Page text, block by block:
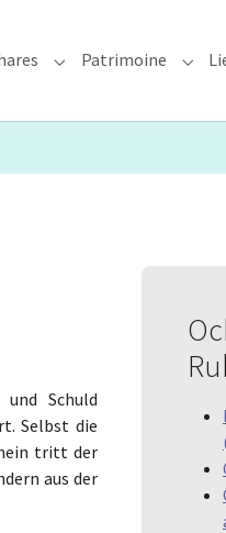
Submenu for
Patrimoine
Schuld
Selbst die
tritt der
aus der